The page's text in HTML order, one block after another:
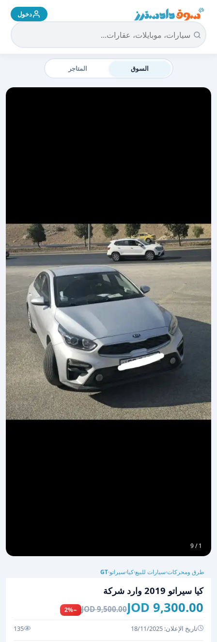
سوق دادسترز الرئيسية دخول
السوق المتاجر
1 / 9
طرق ومحركات›سيارات للبيع›كيا›سيراتو›
GT
كيا سيراتو 2019 وارد شركة
9,300.00 JOD
9,500.00 JOD
−2%
تاريخ الإعلان: 18/11/2025 135